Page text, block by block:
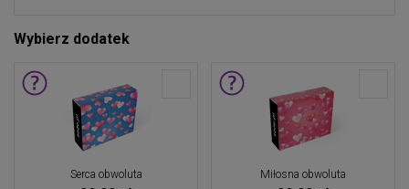
Wybierz dodatek
Serca obwoluta Miłosna obwoluta